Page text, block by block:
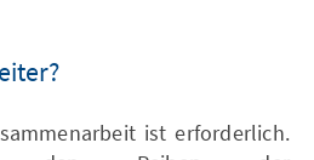
ist erforderlich.